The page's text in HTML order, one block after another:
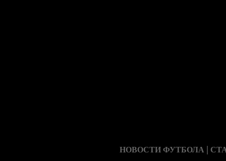
НОВОСТИ ФУТБОЛА |